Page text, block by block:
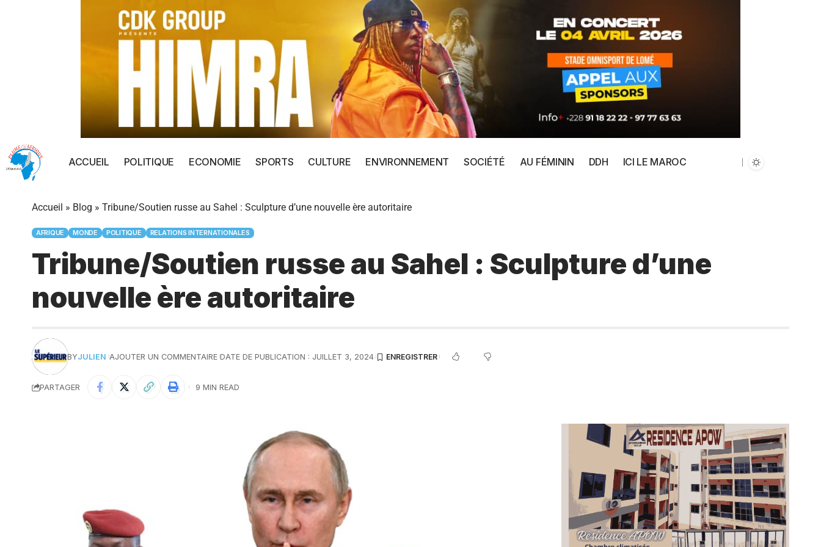
ACCUEIL POLITIQUE ECONOMIE SPORTS CULTURE ENVIRONNEMENT SOCIÉTÉ AU FÉMININ DDH ICI LE MAROC
Accueil » Blog » Tribune/Soutien russe au Sahel : Sculpture d’une nouvelle ère autoritaire
AFRIQUE MONDE POLITIQUE RELATIONS INTERNATIONALES
Tribune/Soutien russe au Sahel : Sculpture d’une
nouvelle ère autoritaire
BYJULIEN AJOUTER UN COMMENTAIRE DATE DE PUBLICATION : JUILLET 3, 2024
PARTAGER 9 MIN READ